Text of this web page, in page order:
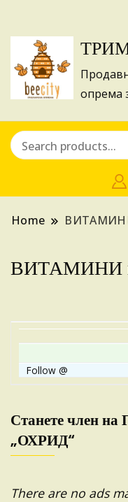
опрема
Home
ВИТАМИНИ
Follow @
Станете член на
„ОХРИД“
There are no ads